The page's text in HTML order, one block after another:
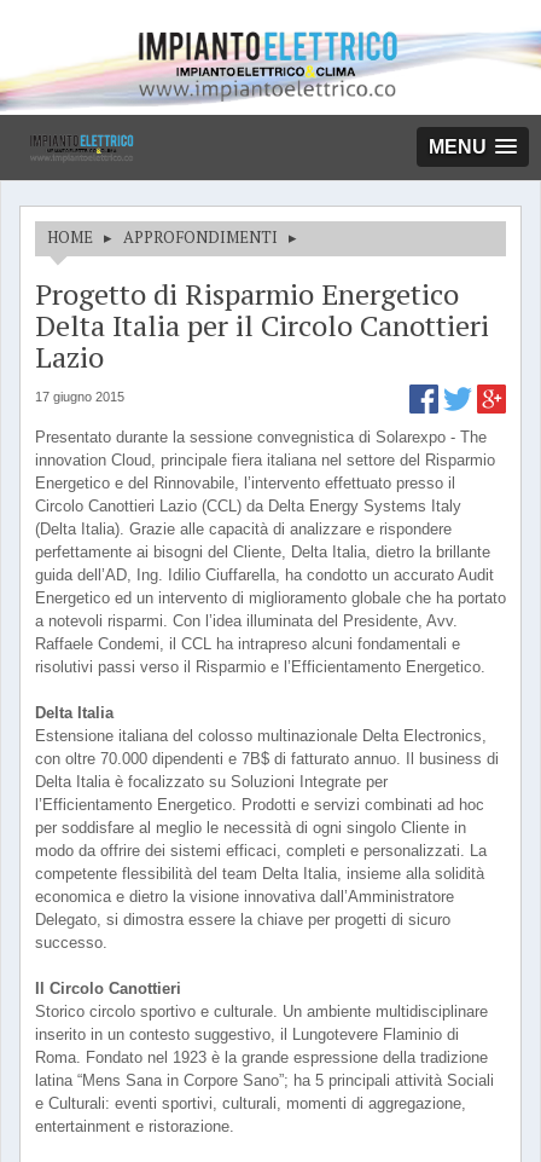
MENU
HOME ▸ APPROFONDIMENTI ▸
Progetto di Risparmio Energetico
Delta Italia per il Circolo Canottieri
Lazio
17 giugno 2015
Presentato durante la sessione convegnistica di Solarexpo - The
innovation Cloud, principale fiera italiana nel settore del Risparmio
Energetico e del Rinnovabile, l’intervento effettuato presso il
Circolo Canottieri Lazio (CCL) da Delta Energy Systems Italy
(Delta Italia). Grazie alle capacità di analizzare e rispondere
perfettamente ai bisogni del Cliente, Delta Italia, dietro la brillante
guida dell’AD, Ing. Idilio Ciuffarella, ha condotto un accurato Audit
Energetico ed un intervento di miglioramento globale che ha portato
a notevoli risparmi. Con l’idea illuminata del Presidente, Avv.
Raffaele Condemi, il CCL ha intrapreso alcuni fondamentali e
risolutivi passi verso il Risparmio e l’Efficientamento Energetico.
Delta Italia
Estensione italiana del colosso multinazionale Delta Electronics,
con oltre 70.000 dipendenti e 7B$ di fatturato annuo. Il business di
Delta Italia è focalizzato su Soluzioni Integrate per
l’Efficientamento Energetico. Prodotti e servizi combinati ad hoc
per soddisfare al meglio le necessità di ogni singolo Cliente in
modo da offrire dei sistemi efficaci, completi e personalizzati. La
competente flessibilità del team Delta Italia, insieme alla solidità
economica e dietro la visione innovativa dall’Amministratore
Delegato, si dimostra essere la chiave per progetti di sicuro
successo.
Il Circolo Canottieri
Storico circolo sportivo e culturale. Un ambiente multidisciplinare
inserito in un contesto suggestivo, il Lungotevere Flaminio di
Roma. Fondato nel 1923 è la grande espressione della tradizione
latina “Mens Sana in Corpore Sano”; ha 5 principali attività Sociali
e Culturali: eventi sportivi, culturali, momenti di aggregazione,
entertainment e ristorazione.